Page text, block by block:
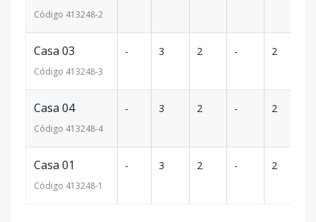
Código 413248-2
Casa 03
Código 413248-3
- 3 2 - 2
Casa 04
Código 413248-4
- 3 2 - 2
Casa 01
Código 413248-1
- 3 2 - 2